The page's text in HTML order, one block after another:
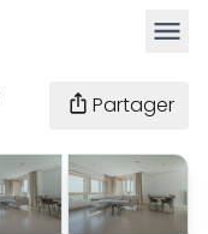
Partager